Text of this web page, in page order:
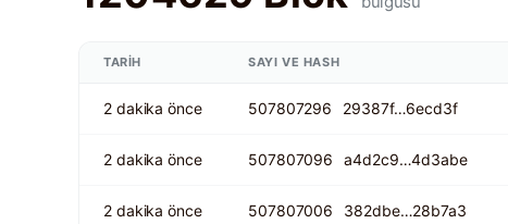
TARIH SAYI VE HASH
2 dakika önce 507807296 29387f…6ecd3f
2 dakika önce 507807096 a4d2c9…4d3abe
2 dakika önce 507807006 382dbe…28b7a3